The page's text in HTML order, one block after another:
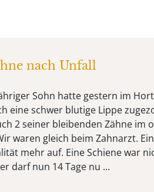
nach Unfall
Sohn hatte gestern im
eine schwer blutige Lippe
2 seiner bleibenden Zähne im
waren gleich beim Zahnarzt.
mehr auf. Eine Schiene war
darf nun 14 Tage nu ...